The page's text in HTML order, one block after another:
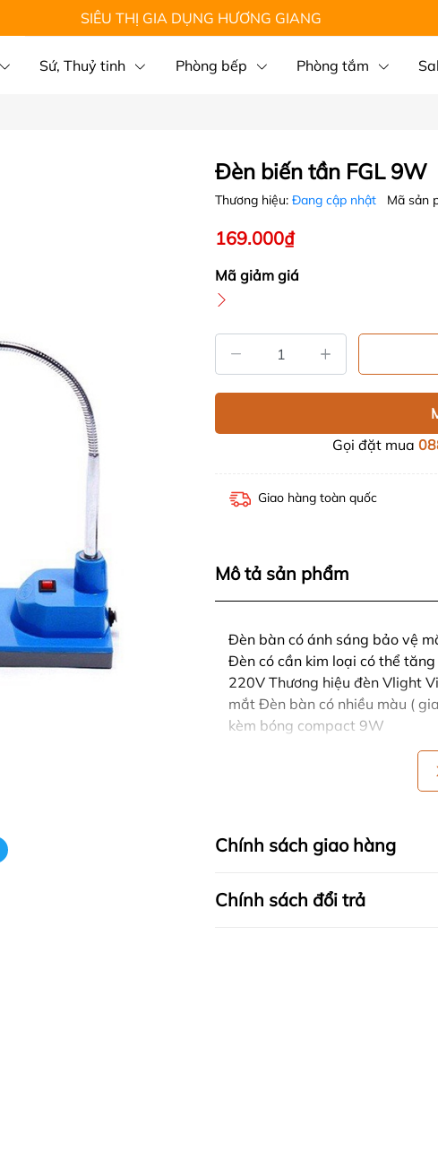
SIÊU THỊ GIA DỤNG HƯƠNG GIANG
Sứ, Thuỷ tinh Phòng bếp Phòng tắm
Đèn biến tần FGL 9W
Thương hiệu: Đang cập nhật Mã sản
169.000₫
Mã giảm giá
Gọi đặt mua
Giao hàng toàn quốc
Mô tả sản phẩm
Đèn bàn có ánh sáng bảo vệ
Đèn có cần kim loại có thể
220V Thương hiệu đèn Vlight
mắt Đèn bàn có nhiều màu (
kèm bóng compact 9W
Chính sách giao hàng
Chính sách đổi trả